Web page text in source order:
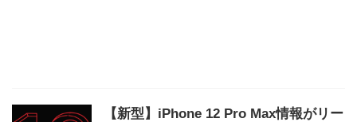
【新型】iPhone 12 Pro Max情報がリー